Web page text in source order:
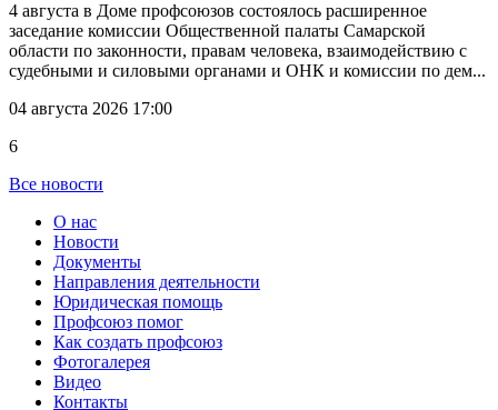
4 августа в Доме профсоюзов состоялось расширенное
заседание комиссии Общественной палаты Самарской
области по законности, правам человека, взаимодействию с
судебными и силовыми органами и ОНК и комиссии по дем...
04 августа 2026 17:00
6
Все новости
О нас
Новости
Документы
Направления деятельности
Юридическая помощь
Профсоюз помог
Как создать профсоюз
Фотогалерея
Видео
Контакты